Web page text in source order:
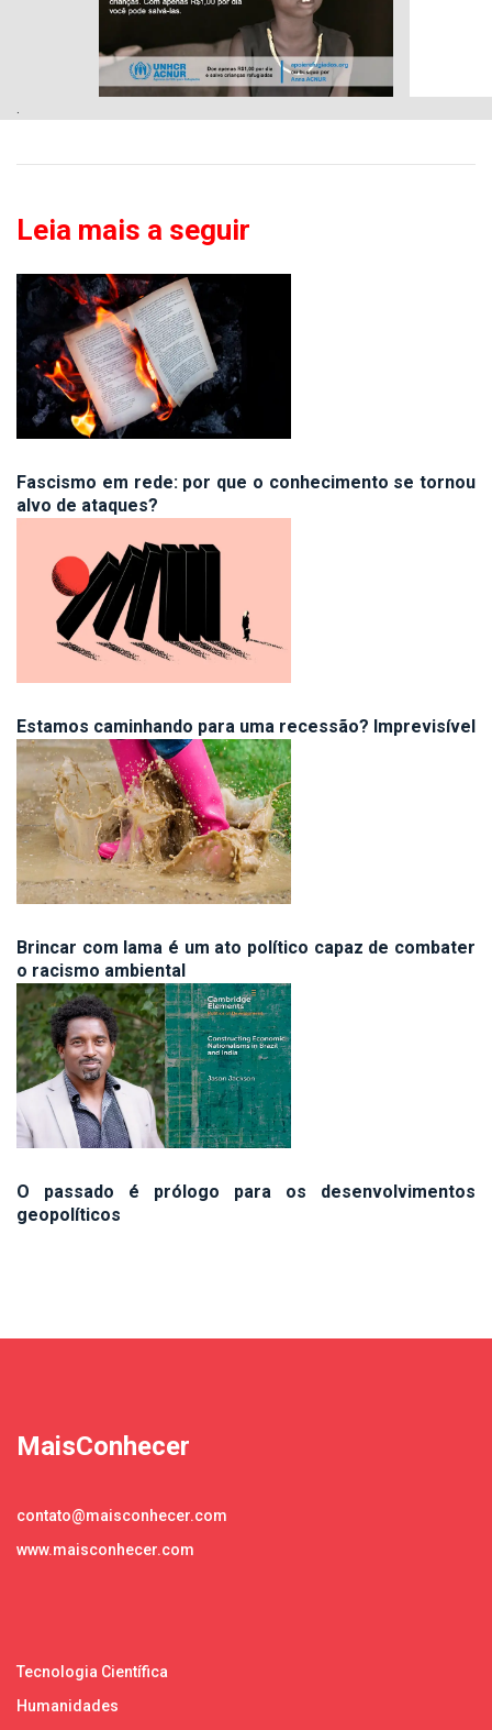
Leia mais a seguir
Fascismo em rede: por que o conhecimento se tornou
alvo de ataques?
Estamos caminhando para uma recessão? Imprevisível
Brincar com lama é um ato político capaz de combater
o racismo ambiental
O passado é prólogo para os desenvolvimentos
geopolíticos
MaisConhecer
contato@maisconhecer.com
www.maisconhecer.com
Tecnologia Científica
Humanidades